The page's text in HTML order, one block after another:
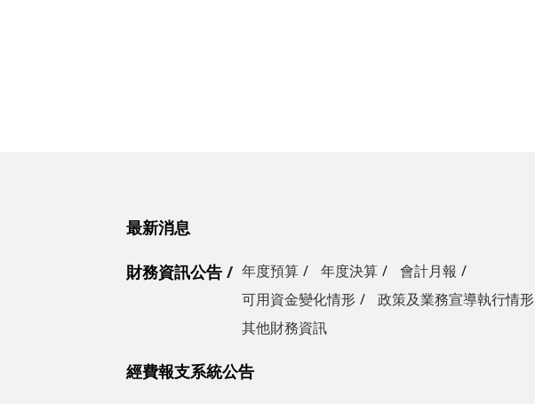
最新消息
財務資訊公告 年度預算 年度決算
會計月報
可用資金變化情形
政策及業務宣導執行情形
其他財務資訊
經費報支系統公告